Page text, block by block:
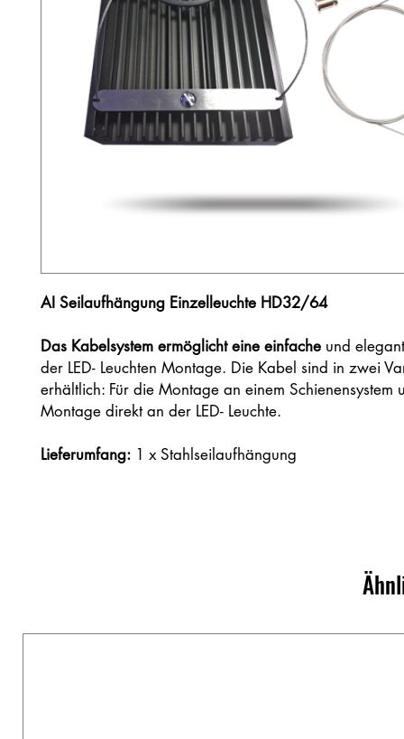
AI Seilaufhängung Einzelleuchte HD32/64
Das Kabelsystem ermöglicht eine einfache und
der LED- Leuchten Montage. Die Kabel sind in zwei
erhältlich: Für die Montage an einem Schienensystem
Montage direkt an der LED- Leuchte.
Lieferumfang: 1 x Stahlseilaufhängung